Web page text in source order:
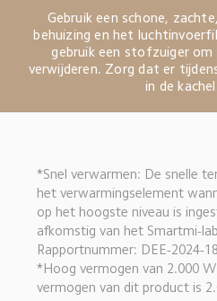
Gebruik een schone,
behuizing en het
gebruik een stofzuiger
verwijderen. Zorg dat er
in de
*Snel verwarmen: De snelle
het verwarmingselement
op het hoogste niveau is
afkomstig van het Smartmi-
Rapportnummer: DEE-2024-
*Hoog vermogen van 2.000
vermogen van dit product is